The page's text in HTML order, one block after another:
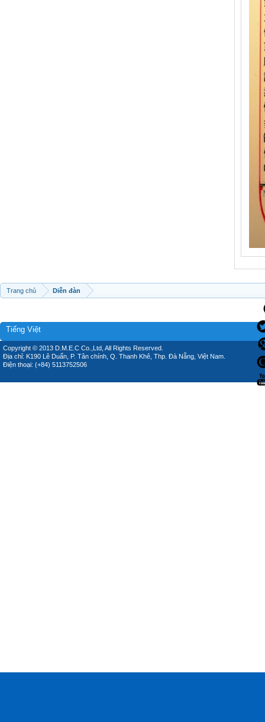
Trang chủ Diễn đàn
Tiếng Việt
Copyright © 2013 D.M.E.C Co.,Ltd, All Rights Reserved.
Địa chỉ: K190 Lê Duẩn, P. Tân chính, Q. Thanh Khê, Thp. Đà Nẵng, Việt Nam.
Điện thoại: (+84) 5113752506